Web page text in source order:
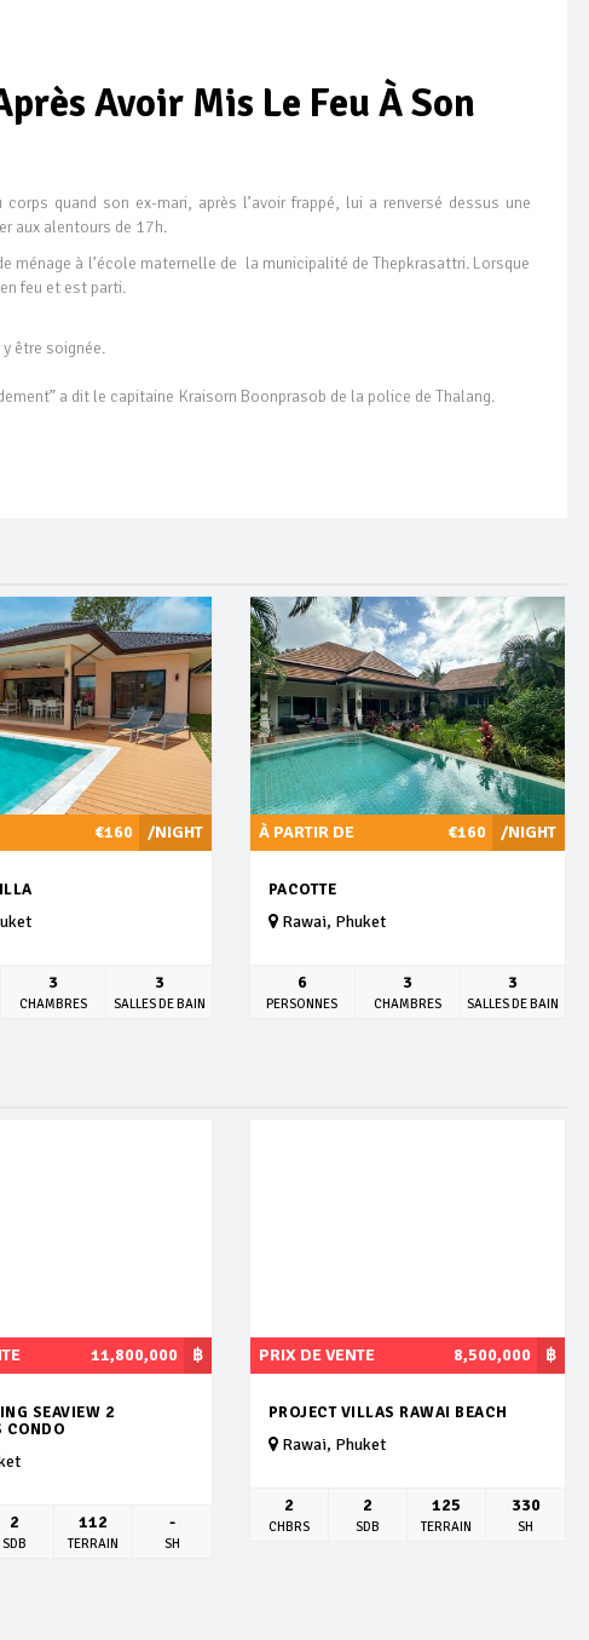
Avoir Mis Le Feu À Son
quand son ex-mari, après l’avoir frappé, lui a renversé dessus une
aux alentours de 17h.
ménage à l’école maternelle de la municipalité de Thepkrasattri. Lorsque
feu et est parti.
être soignée.
a dit le capitaine Kraisorn Boonprasob de la police de Thalang.
/NIGHT
€160
3
CHAMBRES
3
SALLES DE BAIN
/NIGHT
À PARTIR DE €160
PACOTTE
Rawai, Phuket
6
PERSONNES
3
CHAMBRES
3
SALLES DE BAIN
฿
11,800,000
SEAVIEW 2
CONDO
2
SDB
112
TERRAIN
-
SH
฿
PRIX DE VENTE 8,500,000
PROJECT VILLAS RAWAI BEACH
Rawai, Phuket
2
CHBRS
2
SDB
125
TERRAIN
330
SH